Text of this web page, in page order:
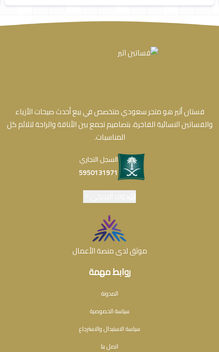
روابط مهمة
المدونة
سياسة الخصوصية
سياسة الاستبدال والاسترجاع
اتصل بنا
فستان أثير هو متجر سعودي متخصص في بيع أحدث صيحات الأزياء
والفساتين النسائية الفاخرة، بتصاميم تجمع بين الأناقة والراحة لتلائم كل
المناسبات.
السجل التجاري
5950131971
موثق لدى منصة الأعمال